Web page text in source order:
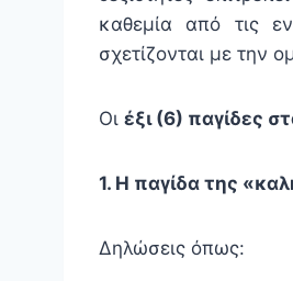
καθεμία από τις
σχετίζονται με την
Οι έξι (6) παγίδες
1. Η παγίδα της
Δηλώσεις όπως: